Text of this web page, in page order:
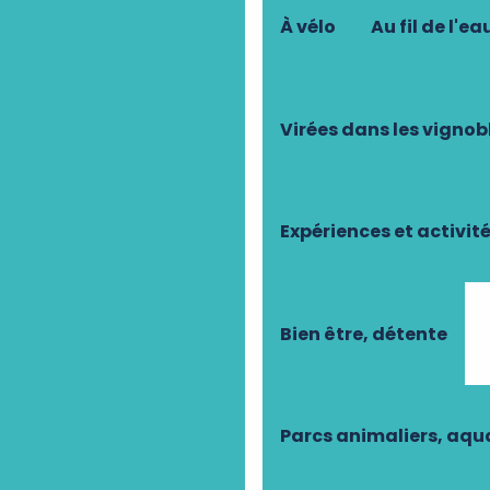
À vélo Au fil de
Virées dans les
Expériences et
Bien être, détente
Parcs animaliers,